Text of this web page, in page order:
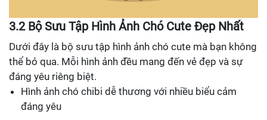
3.2 Bộ Sưu Tập Hình Ảnh Chó Cute Đẹp Nhất
Dưới đây là bộ sưu tập hình ảnh chó cute mà bạn không
thể bỏ qua. Mỗi hình ảnh đều mang đến vẻ đẹp và sự
đáng yêu riêng biệt.
Hình ảnh chó chibi dễ thương với nhiều biểu cảm
đáng yêu